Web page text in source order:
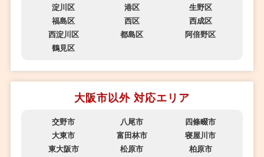
淀川区
港区
生野区
福島区
西区
西成区
西淀川区
都島区
阿倍野区
鶴見区
大阪市以外 対応エリア
交野市 八尾市
四條畷市
大東市
富田林市
寝屋川市
東大阪市
松原市
柏原市